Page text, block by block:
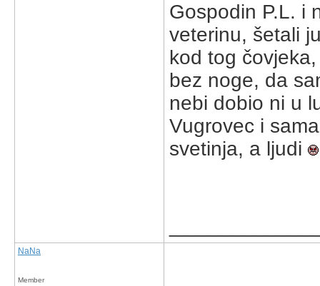
Gospodin P.L. i
veterinu, šetali
kod tog
bez noge, da
nebi dobio ni u
Vugrovec i
svetinja, a ljudi
NaNa
Member